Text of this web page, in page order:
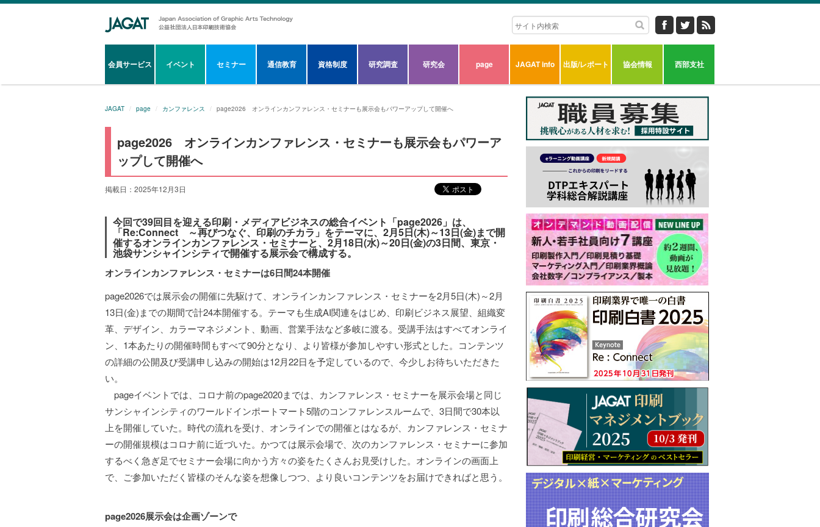
会員サービス イベント セミナー 通信教育 資格制度 研究調査 研究会 page JAGAT info 出版/レポート 協会情報 西部支社
JAGAT page カンファレンス page2026 オンラインカンファレンス・セミナーも展示会もパワーアップして開催へ
page2026 オンラインカンファレンス・セミナーも展示会もパワーア
ップして開催へ
掲載日：2025年12月3日
今回で39回目を迎える印刷・メディアビジネスの総合イベント「page2026」は、
「Re:Connect ～再びつなぐ、印刷のチカラ」をテーマに、2月5日(木)～13日(金)まで開
催するオンラインカンファレンス・セミナーと、2月18日(水)～20日(金)の3日間、東京・
池袋サンシャインシティで開催する展示会で構成する。
オンラインカンファレンス・セミナーは6日間24本開催
page2026では展示会の開催に先駆けて、オンラインカンファレンス・セミナーを2月5日(木)～2月
13日(金)までの期間で計24本開催する。テーマも生成AI関連をはじめ、印刷ビジネス展望、組織変
革、デザイン、カラーマネジメント、動画、営業手法など多岐に渡る。受講手法はすべてオンライ
ン、1本あたりの開催時間もすべて90分となり、より皆様が参加しやすい形式とした。コンテンツ
の詳細の公開及び受講申し込みの開始は12月22日を予定しているので、今少しお待ちいただきた
い。
pageイベントでは、コロナ前のpage2020までは、カンファレンス・セミナーを展示会場と同じ
サンシャインシティのワールドインポートマート5階のコンファレンスルームで、3日間で30本以
上を開催していた。時代の流れを受け、オンラインでの開催とはなるが、カンファレンス・セミナ
ーの開催規模はコロナ前に近づいた。かつては展示会場で、次のカンファレンス・セミナーに参加
するべく急ぎ足でセミナー会場に向かう方々の姿をたくさんお見受けした。オンラインの画面上
で、ご参加いただく皆様のそんな姿を想像しつつ、より良いコンテンツをお届けできればと思う。
page2026展示会は企画ゾーンで